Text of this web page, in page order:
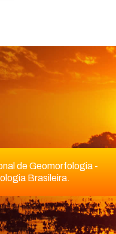
de Geomorfologia -
Brasileira.